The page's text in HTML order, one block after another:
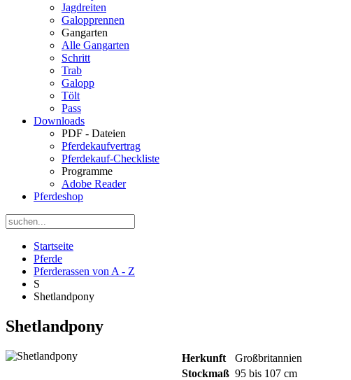
Jagdreiten
Galopprennen
Gangarten
Alle Gangarten
Schritt
Trab
Galopp
Tölt
Pass
Downloads
PDF - Dateien
Pferdekaufvertrag
Pferdekauf-Checkliste
Programme
Adobe Reader
Pferdeshop
Startseite
Pferde
Pferderassen von A - Z
S
Shetlandpony
Shetlandpony
Herkunft
Großbritannien
Stockmaß 95 bis 107 cm